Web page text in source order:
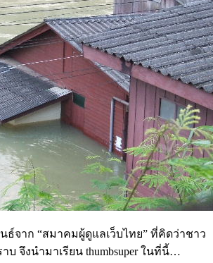
ธ์จาก “สมาคมผู้ดูแลเว็บไทย” ที่คิดว่าชาว
จึงนำมาเรียน thumbsuper ในที่นี้…